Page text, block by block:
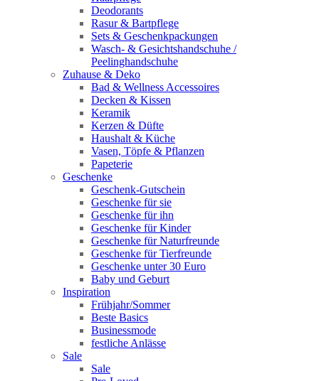
Deodorants
Rasur & Bartpflege
Sets & Geschenkpackungen
Wasch‑ & Gesichtshandschuhe /
Peelinghandschuhe
Zuhause & Deko
Bad & Wellness Accessoires
Decken & Kissen
Keramik
Kerzen & Düfte
Haushalt & Küche
Vasen, Töpfe & Pflanzen
Papeterie
Geschenke
Geschenk-Gutschein
Geschenke für sie
Geschenke für ihn
Geschenke für Kinder
Geschenke für Naturfreunde
Geschenke für Tierfreunde
Geschenke unter 30 Euro
Baby und Geburt
Inspiration
Frühjahr/Sommer
Beste Basics
Businessmode
festliche Anlässe
Sale
Sale